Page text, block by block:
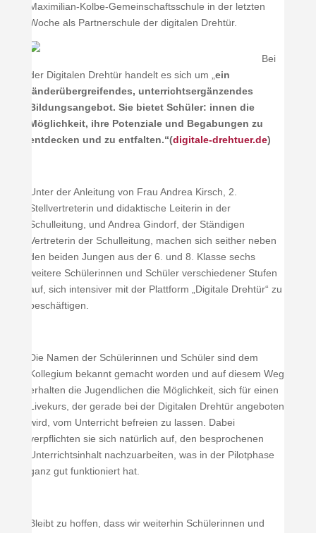
Maximilian-Kolbe-Gemeinschaftsschule in der letzten
Woche als Partnerschule der digitalen Drehtür.
Bei
der Digitalen Drehtür handelt es sich um „ ein
länderübergreifendes, unterrichtsergänzendes
Bildungsangebot. Sie bietet Schüler: innen die
Möglichkeit, ihre Potenziale und Begabungen zu
entdecken und zu entfalten.“(digitale-drehtuer.de)
Unter der Anleitung von Frau Andrea Kirsch, 2.
Stellvertreterin und didaktische Leiterin in der
Schulleitung, und Andrea Gindorf, der Ständigen
Vertreterin der Schulleitung, machen sich seither neben
den beiden Jungen aus der 6. und 8. Klasse sechs
weitere Schülerinnen und Schüler verschiedener Stufen
auf, sich intensiver mit der Plattform „Digitale Drehtür“ zu
beschäftigen.
Die Namen der Schülerinnen und Schüler sind dem
Kollegium bekannt gemacht worden und auf diesem Weg
erhalten die Jugendlichen die Möglichkeit, sich für einen
Livekurs, der gerade bei der Digitalen Drehtür angeboten
wird, vom Unterricht befreien zu lassen. Dabei
verpflichten sie sich natürlich auf, den besprochenen
Unterrichtsinhalt nachzuarbeiten, was in der Pilotphase
ganz gut funktioniert hat.
Bleibt zu hoffen, dass wir weiterhin Schülerinnen und